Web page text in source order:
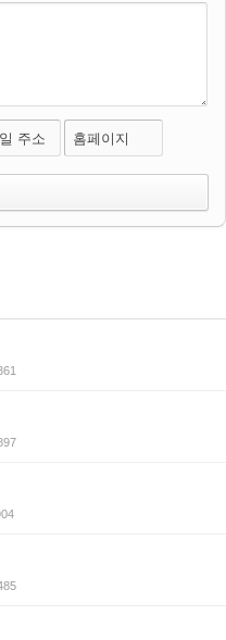
주소 홈페이지